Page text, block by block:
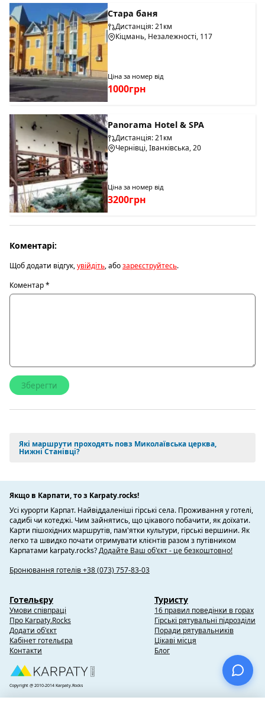
Стара баня
Дистанція: 21км
Кіцмань, Незалежності, 117
Ціна за номер від
1000грн
Panorama Hotel & SPA
Дистанція: 21км
Чернівці, Іванківська, 20
Ціна за номер від
3200грн
Коментарі:
Щоб додати відгук,увійдіть, абозареєструйтесь.
Коментар*
Які маршрути проходять повз Миколаївська церква,
Нижні Станівці?
Якщо в Карпати, то з Karpaty.rocks!
Усі курорти Карпат. Найвіддаленіші гірські села. Проживання у готелі,
садибі чи котеджі. Чим зайнятись, що цікавого побачити, як доїхати.
Карти пішохідних маршрутів, пам'ятки культури, гірські вершини. Як
легко та швидко почати отримувати клієнтів разом з путівником
Карпатами karpaty.rocks?Додайте Ваш об'єкт - це безкоштовно!
Бронювання готелів +38 (073) 757-83-03
Готельєру
Умови співпраці
Про Karpaty.Rocks
Додати об'єкт
Кабінет готельєра
Контакти
Туристу
16 правил поведінки в горах
Гірські рятувальні підрозділи
Поради рятувальників
Цікаві місця
Блог
Copyright @ 2010-2014 Karpaty.Rocks